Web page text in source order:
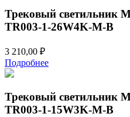
Трековый светильник
TR003-1-26W4K-M-B
3 210,00 ₽
Подробнее
Трековый светильник
TR003-1-15W3K-M-B